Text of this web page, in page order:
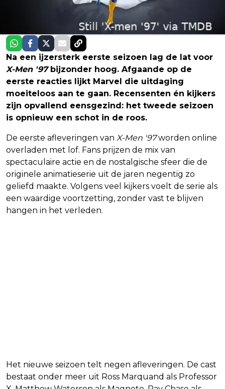
Na een ijzersterk eerste seizoen lag de lat voor
X-Men '97bijzonder hoog. Afgaande op de
eerste reacties lijkt Marvel die uitdaging
moeiteloos aan te gaan. Recensenten én kijkers
zijn opvallend eensgezind: het tweede seizoen
is opnieuw een schot in de roos.
De eerste afleveringen van X-Men '97worden online
overladen met lof. Fans prijzen de mix van
spectaculaire actie en de nostalgische sfeer die de
originele animatieserie uit de jaren negentig zo
geliefd maakte. Volgens veel kijkers voelt de serie als
een waardige voortzetting, zonder vast te blijven
hangen in het verleden.
Het nieuwe seizoen telt negen afleveringen. De cast
bestaat onder meer uit Ross Marquand als Professor